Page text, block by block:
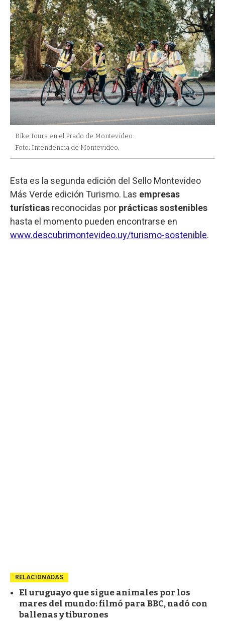
Bike Tours en el Prado de Montevideo.
Foto: Intendencia de Montevideo.
Esta es la segunda edición del Sello Montevideo
Más Verde edición Turismo. Las empresas
turísticas reconocidas por prácticas sostenibles
hasta el momento pueden encontrarse en
www.descubrimontevideo.uy/turismo-sostenible.
RELACIONADAS
El uruguayo que sigue animales por los
mares del mundo: filmó para BBC, nadó con
ballenas y tiburones